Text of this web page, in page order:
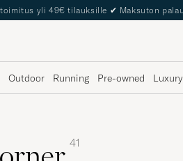
The Care of Carl Passport
Outdoor Running Pre-owned Luxury
41